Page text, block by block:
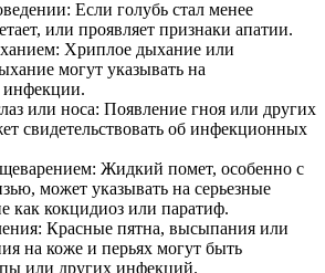
Если голубь стал менее
или проявляет признаки апатии.
Хриплое дыхание или
могут указывать на
инфекции.
или носа: Появление гноя или других
свидетельствовать об инфекционных
Жидкий помет, особенно с
может указывать на серьезные
как кокцидиоз или паратиф.
Красные пятна, высыпания или
на коже и перьях могут быть
или других инфекций.